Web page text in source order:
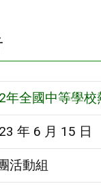
年全國中等學校
年 6 月 15 日
活動組